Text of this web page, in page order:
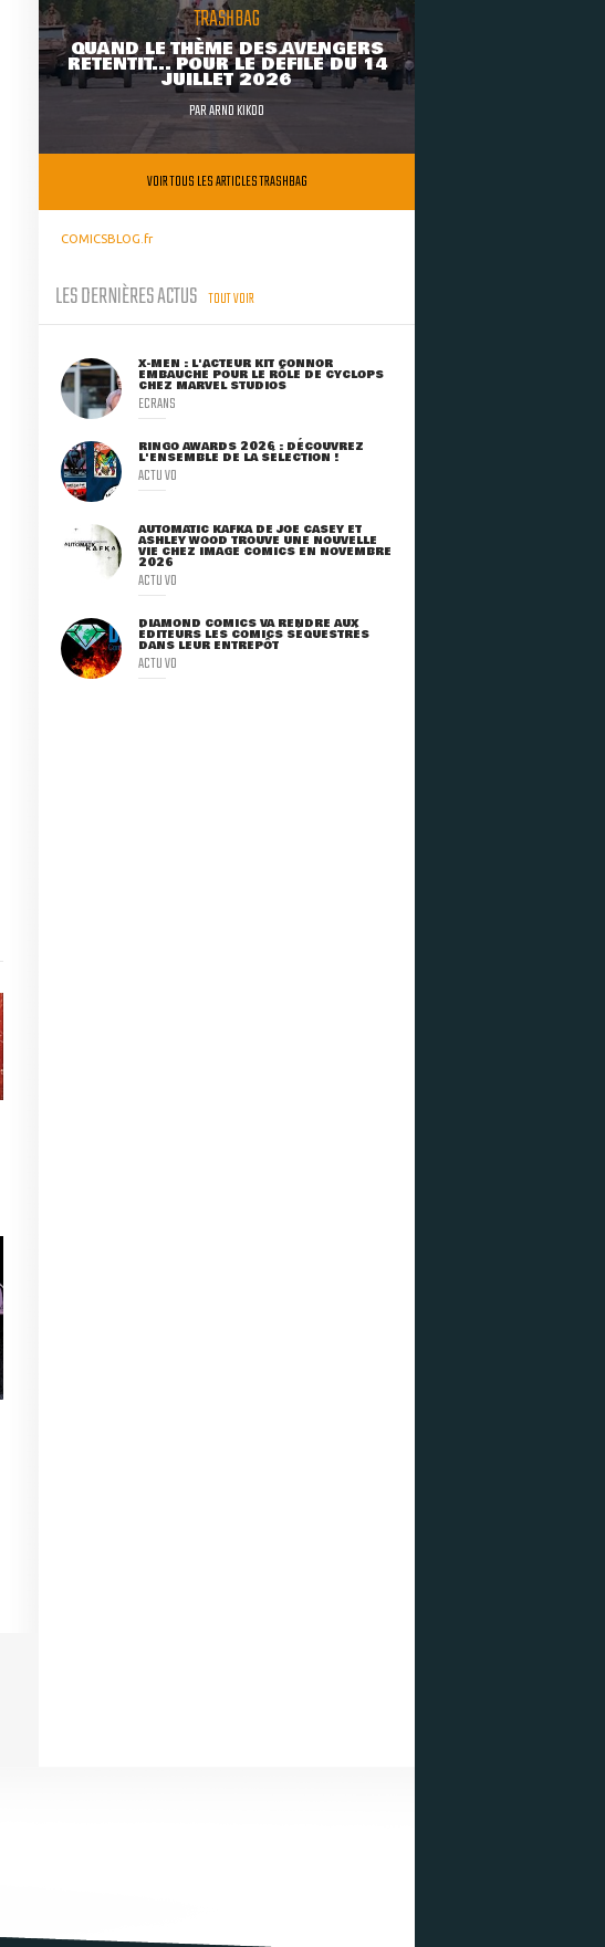
TRASHBAG
QUAND LE THÈME DES AVENGERS
RETENTIT... POUR LE DÉFILÉ DU 14
JUILLET 2026
PARARNO KIKOO
VOIR TOUS LES ARTICLES TRASHBAG
COMICSBLOG.fr
LES DERNIÈRES ACTUS TOUT VOIR
X-MEN : L'ACTEUR KIT CONNOR
EMBAUCHÉ POUR LE RÔLE DE CYCLOPS
CHEZ MARVEL STUDIOS
ECRANS
RINGO AWARDS 2026 : DÉCOUVREZ
L'ENSEMBLE DE LA SÉLECTION !
ACTU VO
AUTOMATIC KAFKA DE JOE CASEY ET
ASHLEY WOOD TROUVE UNE NOUVELLE
VIE CHEZ IMAGE COMICS EN NOVEMBRE
2026
ACTU VO
DIAMOND COMICS VA RENDRE AUX
ÉDITEURS LES COMICS SÉQUESTRÉS
DANS LEUR ENTREPÔT
ACTU VO